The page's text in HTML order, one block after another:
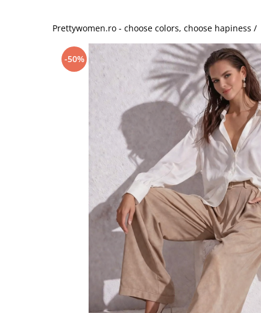
Prettywomen.ro - choose colors, choose hapiness /
-50%